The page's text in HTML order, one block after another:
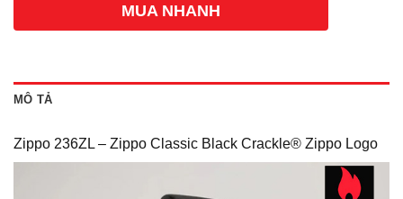
MUA NHANH
MÔ TẢ
Zippo 236ZL – Zippo Classic Black Crackle® Zippo Logo